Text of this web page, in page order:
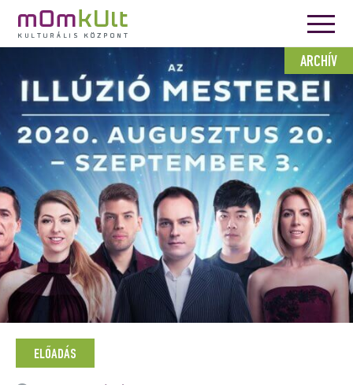
ARCHÍV
ELŐADÁS